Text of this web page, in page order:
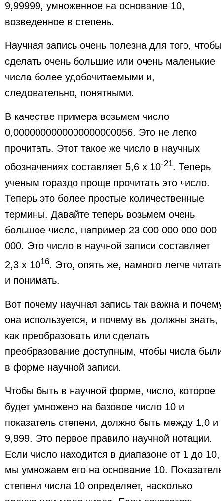
9,99999, умноженное на основание 10,
возведенное в степень.
Научная запись очень полезна для того, чтобы
сделать очень большие или очень маленькие
числа более удобочитаемыми и,
следовательно, понятными.
В качестве примера возьмем число
0,0000000000000000000056. Это не легко
прочитать. Этот такое же число в научных
обозначениях составляет 5,6 х 10-21. Теперь
ученым гораздо проще прочитать это число.
Теперь это более простые количественные
термины. Давайте теперь возьмем очень
большое число, например 23 000 000 000 000
000. Это число в научной записи составляет
2,3 x 1016. Это, опять же, намного легче
и понимать.
Вот почему научная запись так важна и
она используется, и почему вы должны знать,
как преобразовать или сделать
преобразование доступным, чтобы числа
в форме научной записи.
Чтобы быть в научной форме, число, которое
будет умножено на базовое число 10 и
показатель степени, должно быть между 1,0 и
9,999. Это первое правило научной нотации.
Если число находится в диапазоне от 1 до 10,
мы умножаем его на основание 10.
степени числа 10 определяет, насколько